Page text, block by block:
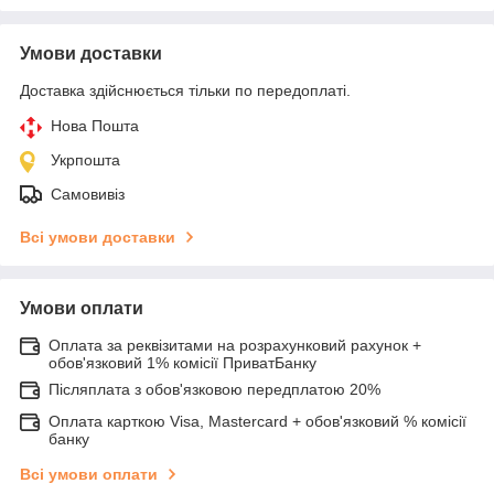
Умови доставки
Доставка здійснюється тільки по передоплаті.
Нова Пошта
Укрпошта
Самовивіз
Всі умови доставки
Умови оплати
Оплата за реквізитами на розрахунковий рахунок +
обов'язковий 1% комісії ПриватБанку
Післяплата з обов'язковою передплатою 20%
Оплата карткою Visa, Mastercard + обов'язковий % комісії
банку
Всі умови оплати